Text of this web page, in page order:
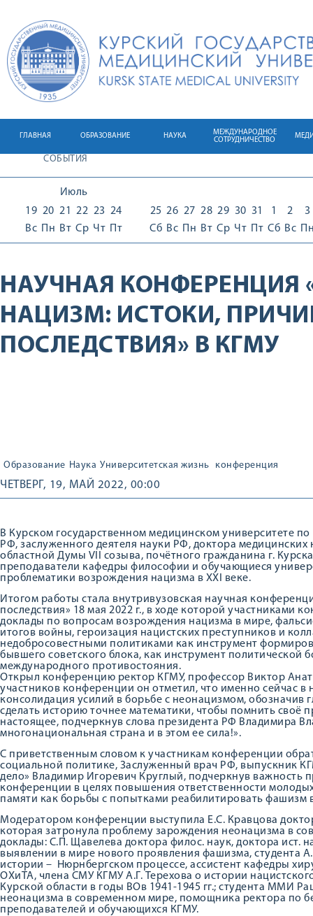
ГЛАВНАЯ ОБРАЗОВАНИЕ НАУКА
МЕЖДУНАРОДНОЕ
СОТРУДНИЧЕСТВО
СОБЫТИЯ
Июль
19
Вс
20
Пн
21
Вт
22
Ср
23
Чт
24
Пт
25
Сб
26
Вс
27
Пн
28
Вт
29
Ср
30
Чт
31
Пт
1
Сб
2
Вс
3
НАУЧНАЯ КОНФЕРЕНЦИЯ
НАЦИЗМ: ИСТОКИ,
ПОСЛЕДСТВИЯ» В КГМУ
Образование Наука Университетская жизнь конференция
ЧЕТВЕРГ, 19, МАЙ 2022, 00:00
В Курском государственном медицинском университете
РФ, заслуженного деятеля науки РФ, доктора медицинских
областной Думы VII созыва, почётного гражданина г.
преподаватели кафедры философии и обучающиеся
проблематики возрождения нацизма в XXI веке.
Итогом работы стала внутривузовская научная
последствия» 18 мая 2022 г., в ходе которой участниками
доклады по вопросам возрождения нацизма в мире,
итогов войны, героизация нацистских преступников и
недобросовестными политиками как инструмент
бывшего советского блока, как инструмент политической
международного противостояния.
Открыл конференцию ректор КГМУ, профессор Виктор
участников конференции он отметил, что именно сейчас
консолидация усилий в борьбе с неонацизмом, обозначив
сделать историю точнее математики, чтобы помнить своё
настоящее, подчеркнув слова президента РФ Владимира
многонациональная страна и в этом ее сила!».
С приветственным словом к участникам конференции
социальной политике, Заслуженный врач РФ, выпускник
дело» Владимир Игоревич Круглый, подчеркнув важность
конференции в целях повышения ответственности
памяти как борьбы с попытками реабилитировать фашизм
Модератором конференции выступила Е.С. Кравцова
которая затронула проблему зарождения неонацизма в
доклады: С.П. Щавелева доктора филос. наук, доктора ист.
выявлении в мире нового проявления фашизма, студента
истории – Нюрнбергском процессе, ассистент кафедры
ОХиТА, члена СМУ КГМУ А.Г. Терехова о истории
Курской области в годы ВОв 1941-1945 гг.; студента ММИ
неонацизма в современном мире, помощника ректора по
преподавателей и обучающихся КГМУ.